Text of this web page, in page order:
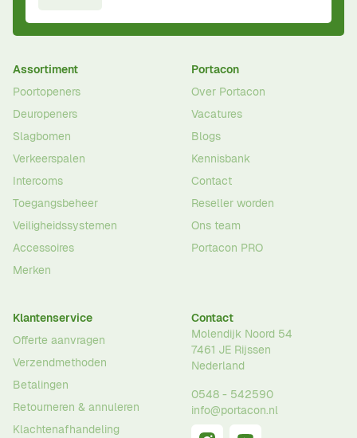
Assortiment
Poortopeners
Deuropeners
Slagbomen
Verkeerspalen
Intercoms
Toegangsbeheer
Veiligheidssystemen
Accessoires
Merken
Portacon
Over Portacon
Vacatures
Blogs
Kennisbank
Contact
Reseller worden
Ons team
Portacon PRO
Klantenservice
Offerte aanvragen
Verzendmethoden
Betalingen
Retourneren & annuleren
Klachtenafhandeling
Contact
Molendijk Noord 54
7461 JE Rijssen
Nederland
0548 - 542590
info@portacon.nl